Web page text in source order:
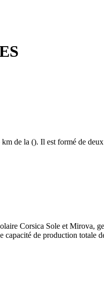
de la (). Il est formé de
Corsica Sole et Mirova,
capacité de production totale